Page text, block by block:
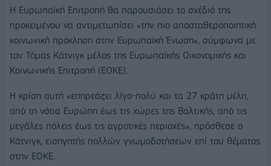
Η Ευρωπαϊκή Επιτροπή θα παρουσιάσει το σχέδιό της
προκειμένου να αντιμετωπίσει «την πιο αποσταθεροποιητική
κοινωνική πρόκληση στην Ευρωπαϊκή Ένωση», σύμφωνα με
τον Τόμας Κάτνιγκ μέλος της Ευρωπαϊκής Οικονομικής και
Κοινωνικής Επιτροπή (EOKE).
Η κρίση αυτή «επηρεάζει λίγο-πολύ και τα 27 κράτη μέλη,
από τη νότια Ευρώπη έως τις χώρες της Βαλτικής, από τις
μεγάλες πόλεις έως τις αγροτικές περιοχές», πρόσθεσε ο
Κάτνιγκ, εισηγητής πολλών γνωμοδοτήσεων επί του θέματος
στην ΕΟΚΕ.